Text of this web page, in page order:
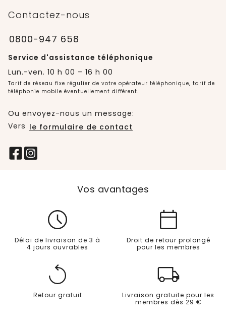
Contactez-nous
0800-947 658
Service d'assistance téléphonique
Lun.-ven. 10 h 00 – 16 h 00
Tarif de réseau fixe régulier de votre opérateur téléphonique, tarif de
téléphonie mobile éventuellement différent.
Ou envoyez-nous un message:
Vers le formulaire de contact
Vos avantages
Délai de livraison de 3 à
4 jours ouvrables
Droit de retour prolongé
pour les membres
Retour gratuit
Livraison gratuite pour les
membres dès 29 €